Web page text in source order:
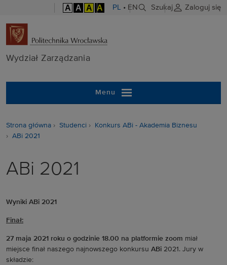
A A A A PL • EN Szukaj Zaloguj się
Wydział
Wydział Zarządzania
Menu
Strona główna Studenci
Konkurs ABi - Akademia Biznesu
ABi 2021
ABi 2021
Wyniki ABi 2021
Finał:
27 maja 2021 roku o godzinie 18.00 na platformie zoom miał
miejsce finał naszego najnowszego konkursu ABi 2021. Jury w
składzie: